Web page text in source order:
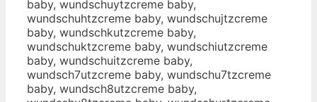
baby, wundschuytzcreme baby,
wundschuhtzcreme baby, wundschujtzcreme
baby, wundschkutzcreme baby,
wundschuktzcreme baby, wundschiutzcreme
baby, wundschuitzcreme baby,
wundsch7utzcreme baby, wundschu7tzcreme
baby, wundsch8utzcreme baby,